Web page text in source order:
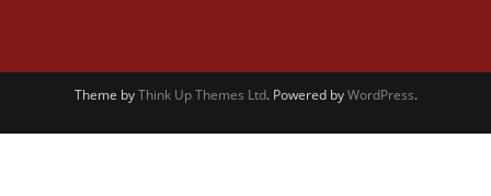
Theme byThink Up Themes Ltd. Powered byWordPress.